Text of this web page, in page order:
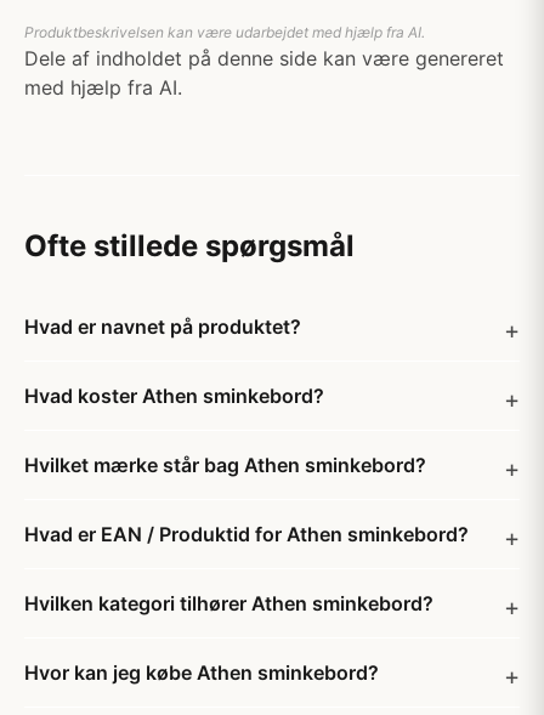
Produktbeskrivelsen kan være udarbejdet med hjælp fra AI.
Dele af indholdet på denne side kan være genereret
med hjælp fra AI.
Ofte stillede spørgsmål
Hvad er navnet på produktet?
Hvad koster Athen sminkebord?
Hvilket mærke står bag Athen sminkebord?
Hvad er EAN / Produktid for Athen sminkebord?
Hvilken kategori tilhører Athen sminkebord?
Hvor kan jeg købe Athen sminkebord?